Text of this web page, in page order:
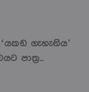
ගැහැනිය’
පාත්‍ර...